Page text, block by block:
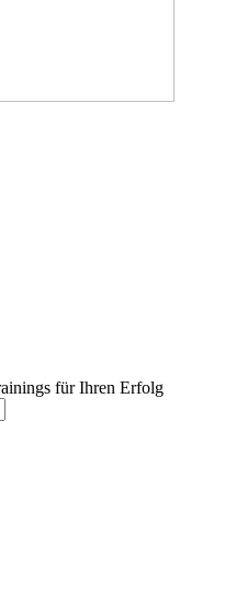
für Ihren Erfolg